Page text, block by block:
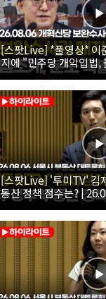
[스팟Live] *풀영상* 이
지에 "민주당 개악입법,
26.08.06 개혁신당 보완
[스팟Live] '투미TV' 김
동산 정책 점수는? |
대토론회